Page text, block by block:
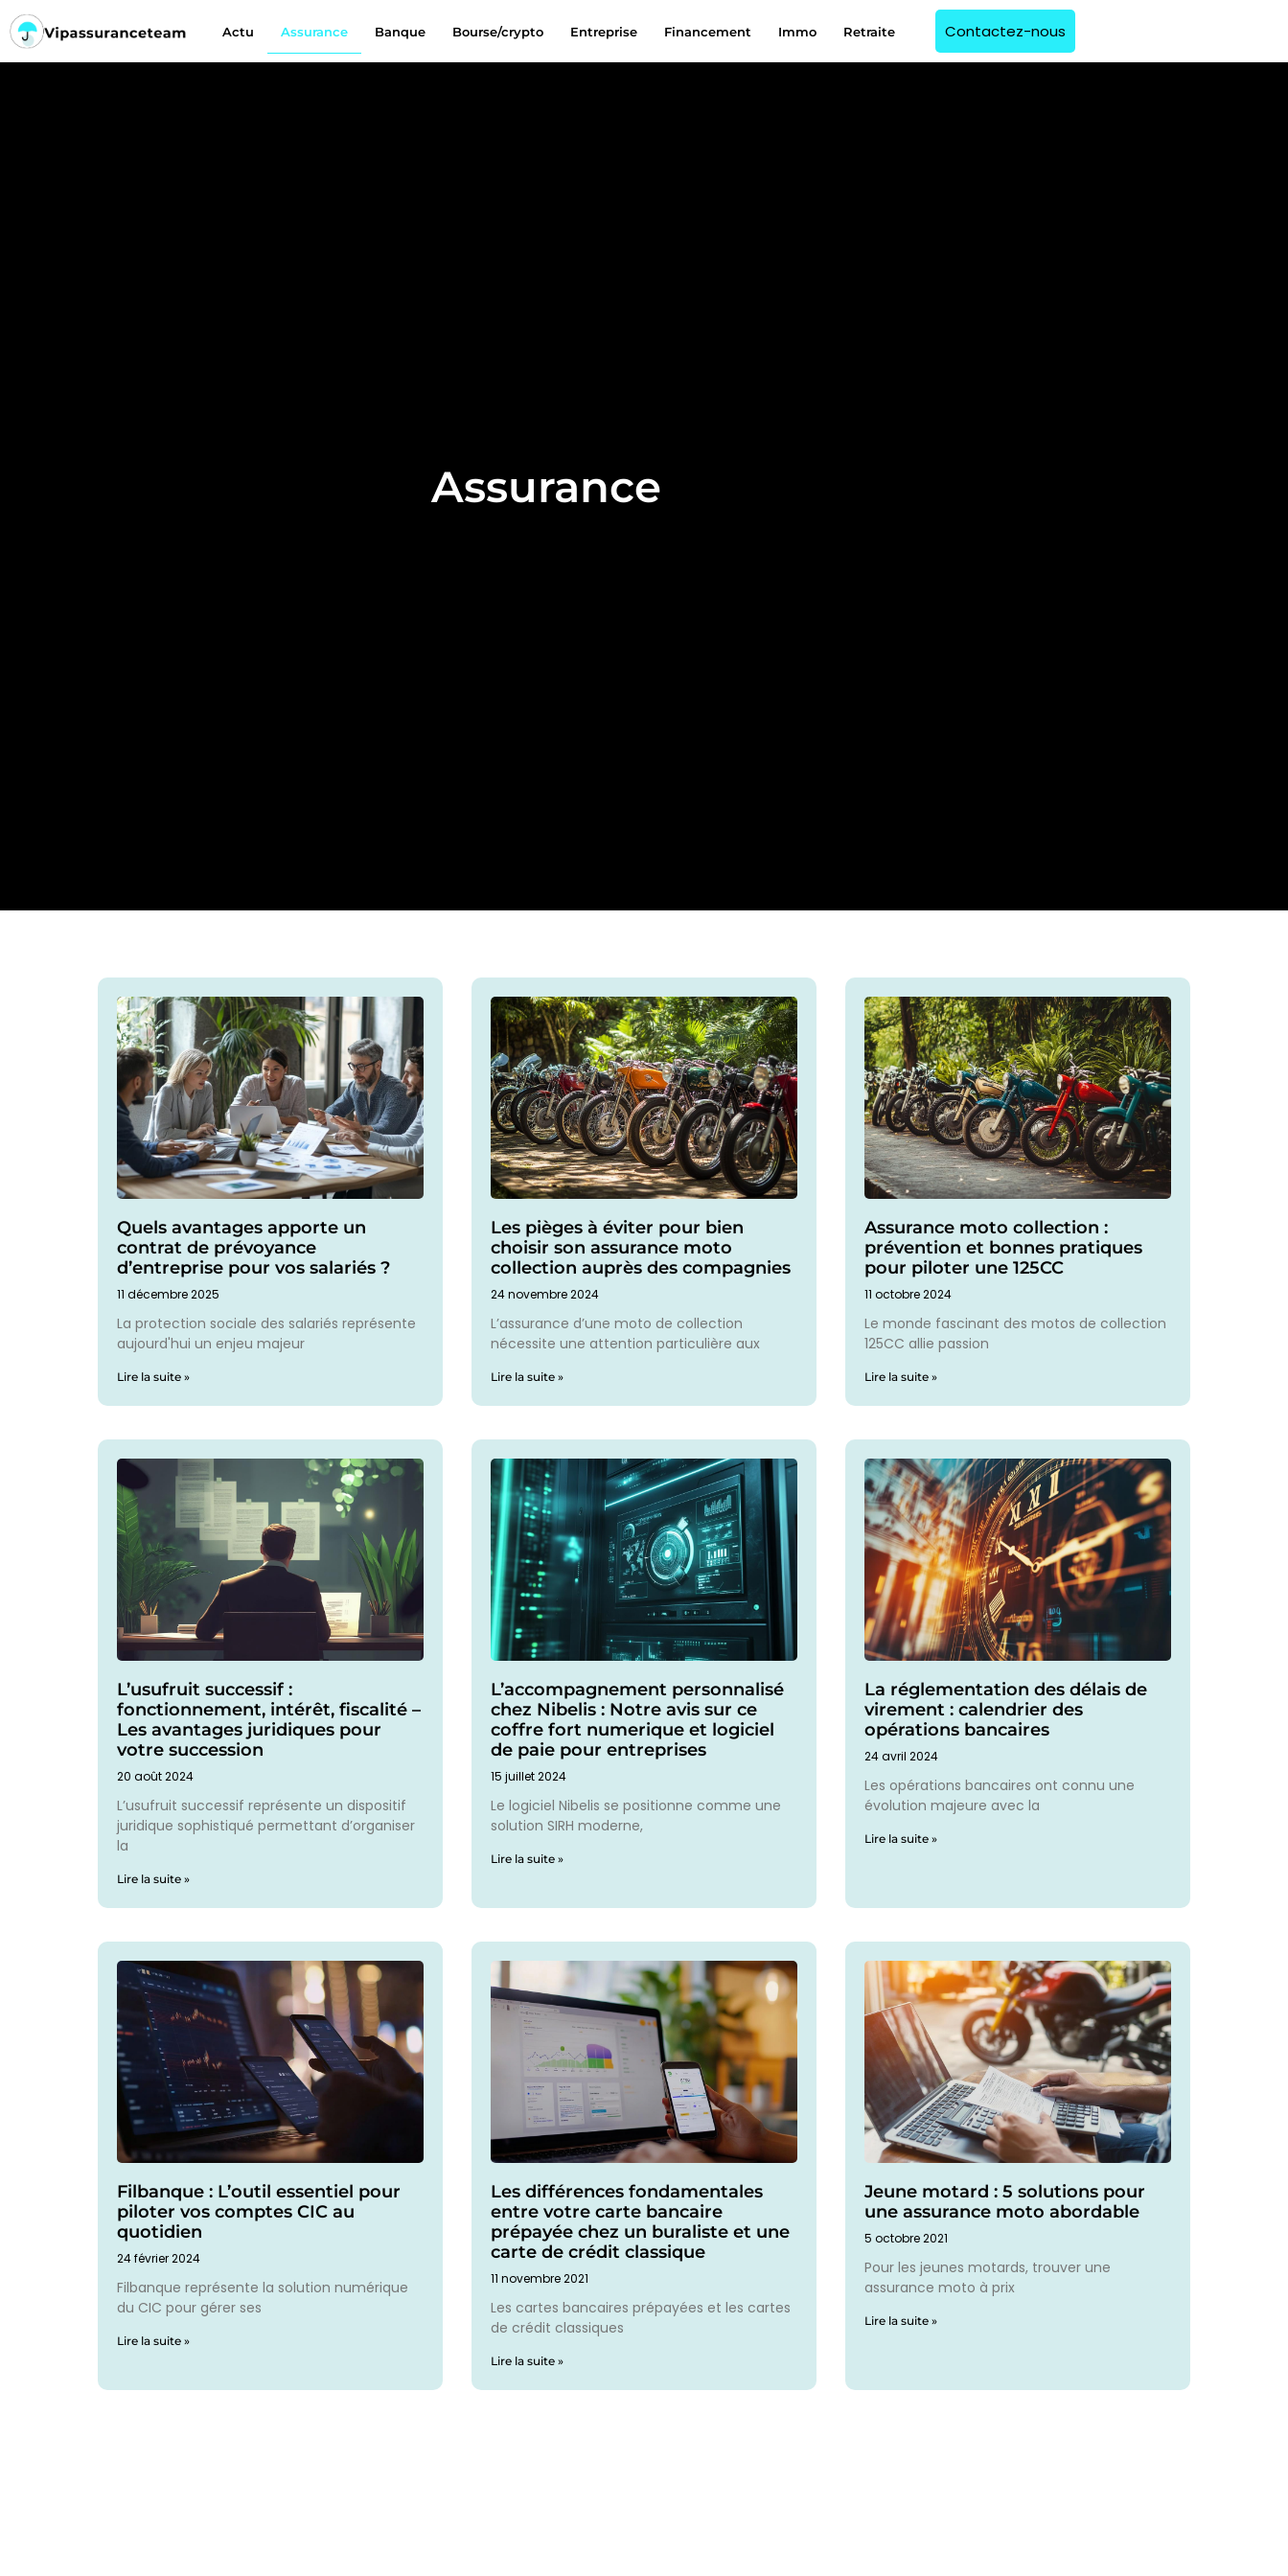
Actu Assurance Banque Bourse/crypto Entreprise Financement Immo Retraite Contactez-nous
Assurance
Quels avantages apporte un
contrat de prévoyance
d’entreprise pour vos salariés ?
11 décembre 2025
La protection sociale des salariés représente
aujourd'hui un enjeu majeur
Lire la suite »
Les pièges à éviter pour bien
choisir son assurance moto
collection auprès des compagnies
24 novembre 2024
L’assurance d’une moto de collection
nécessite une attention particulière aux
Lire la suite »
Assurance moto collection :
prévention et bonnes pratiques
pour piloter une 125CC
11 octobre 2024
Le monde fascinant des motos de collection
125CC allie passion
Lire la suite »
L’usufruit successif :
fonctionnement, intérêt, fiscalité –
Les avantages juridiques pour
votre succession
20 août 2024
L’usufruit successif représente un dispositif
juridique sophistiqué permettant d’organiser
la
Lire la suite »
L’accompagnement personnalisé
chez Nibelis : Notre avis sur ce
coffre fort numerique et logiciel
de paie pour entreprises
15 juillet 2024
Le logiciel Nibelis se positionne comme une
solution SIRH moderne,
Lire la suite »
La réglementation des délais de
virement : calendrier des
opérations bancaires
24 avril 2024
Les opérations bancaires ont connu une
évolution majeure avec la
Lire la suite »
Filbanque : L’outil essentiel pour
piloter vos comptes CIC au
quotidien
24 février 2024
Filbanque représente la solution numérique
du CIC pour gérer ses
Lire la suite »
Les différences fondamentales
entre votre carte bancaire
prépayée chez un buraliste et une
carte de crédit classique
11 novembre 2021
Les cartes bancaires prépayées et les cartes
de crédit classiques
Lire la suite »
Jeune motard : 5 solutions pour
une assurance moto abordable
5 octobre 2021
Pour les jeunes motards, trouver une
assurance moto à prix
Lire la suite »